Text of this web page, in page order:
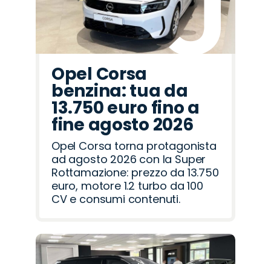
Opel Corsa
benzina: tua da
13.750 euro fino a
fine agosto 2026
Opel Corsa torna protagonista
ad agosto 2026 con la Super
Rottamazione: prezzo da 13.750
euro, motore 1.2 turbo da 100
CV e consumi contenuti.